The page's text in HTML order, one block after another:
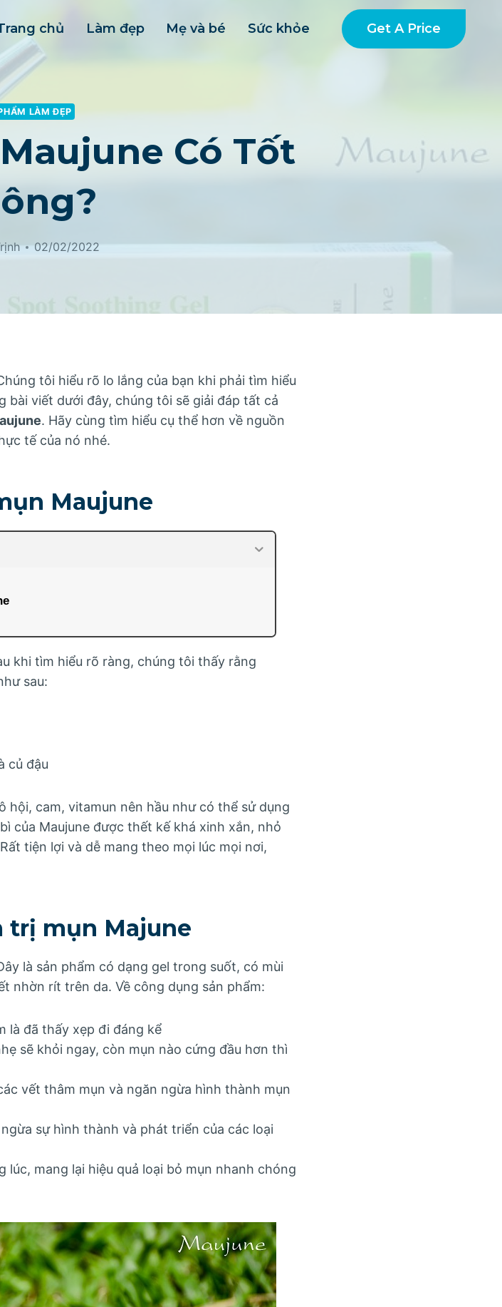
chủ Làm đẹp Mẹ và bé Sức khỏe Get A Price
LÀM ĐẸP
Có Tốt
02/02/2022
tôi hiểu rõ lo lắng của bạn khi phải tìm hiểu
bài viết dưới đây, chúng tôi sẽ giải đáp tất cả
. Hãy cùng tìm hiểu cụ thể hơn về nguồn
tế của nó nhé.
Maujune
khi tìm hiểu rõ ràng, chúng tôi thấy rằng
sau:
củ đậu
hội, cam, vitamun nên hầu như có thể sử dụng
của Maujune được thết kế khá xinh xắn, nhỏ
tiện lợi và dễ mang theo mọi lúc mọi nơi,
trị mụn Majune
là sản phẩm có dạng gel trong suốt, có mùi
nhờn rít trên da. Về công dụng sản phẩm:
là đã thấy xẹp đi đáng kể
sẽ khỏi ngay, còn mụn nào cứng đầu hơn thì
vết thâm mụn và ngăn ngừa hình thành mụn
sự hình thành và phát triển của các loại
mang lại hiệu quả loại bỏ mụn nhanh chóng